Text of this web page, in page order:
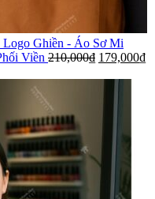
Ghiền - Áo Sơ Mi
Viền 210,000₫ 179,000₫